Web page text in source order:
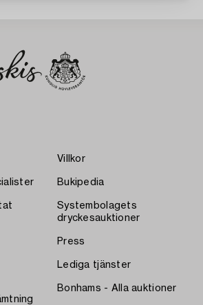
Villkor
Bukipedia
Systembolagets
dryckesauktioner
Press
Lediga tjänster
Bonhams - Alla auktioner